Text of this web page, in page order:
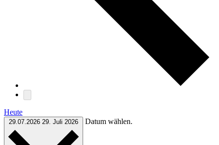
Heute
29.07.2026 29. Juli 2026 Datum wählen.